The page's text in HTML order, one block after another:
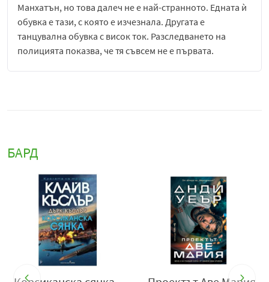
Манхатън, но това далеч не е най-странното. Едната ѝ
обувка е тази, с която е изчезнала. Другата е
танцувална обувка с висок ток. Разследването на
полицията показва, че тя съвсем не е първата.
И ако не спрат убиеца, тя няма да бъде последната.
БАРД